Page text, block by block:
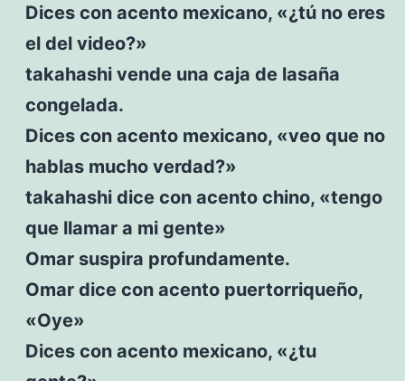
Dices con acento mexicano, «¿tú no eres
el del video?»
takahashi vende una caja de lasaña
congelada.
Dices con acento mexicano, «veo que no
hablas mucho verdad?»
takahashi dice con acento chino, «tengo
que llamar a mi gente»
Omar suspira profundamente.
Omar dice con acento puertorriqueño,
«Oye»
Dices con acento mexicano, «¿tu